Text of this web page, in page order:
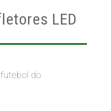
LED
do